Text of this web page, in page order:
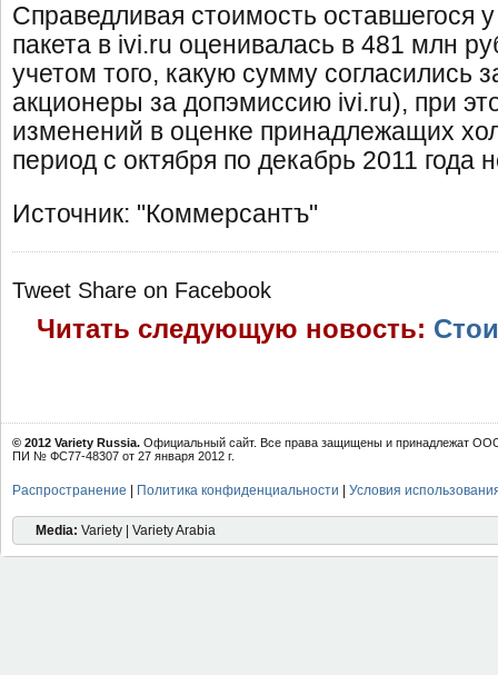
Справедливая стоимость
пакета в ivi.ru оценивалась в 481 млн
учетом того, какую сумму согласились
акционеры за допэмиссию ivi.ru), при
изменений в оценке принадлежащих
период с октября по декабрь 2011 года
Источник: "Коммерсантъ"
Tweet Share on Facebook
Читать следующую новость:
© 2012 Variety Russia. Официальный сайт. Все права защищены и принадлежат
ПИ № ФС77-48307 от 27 января 2012 г.
Распространение Политика конфиденциальности Условия
Media: Variety | Variety Arabia